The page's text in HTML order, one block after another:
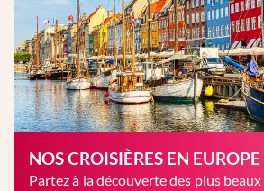
NOS CROISIÈRES EN
Partez à la découverte des plus